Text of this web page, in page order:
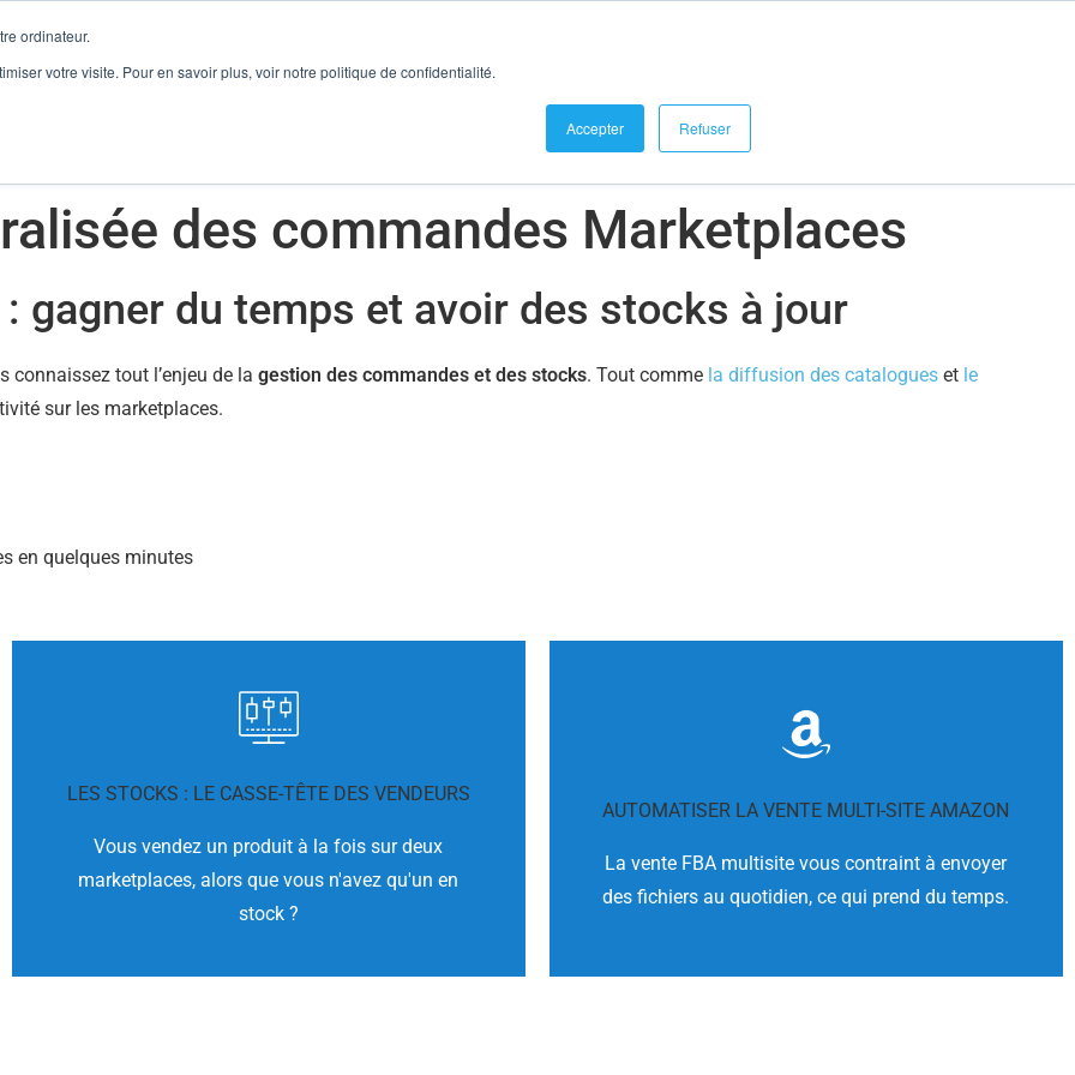
ordinateur.
votre visite. Pour en savoir plus, voir notre politique de confidentialité.
Accepter Refuser
des commandes Marketplaces
gagner du temps et avoir des stocks à jour
connaissez tout l’enjeu de la gestion des commandes et des stocks. Tout comme la diffusion des catalogues et le
sur les marketplaces.
en quelques minutes
LES STOCKS : LE CASSE-TÊTE DES VENDEURS
Vous vendez un produit à la fois sur deux
marketplaces, alors que vous n'avez qu'un en
stock ?
SYNCHRONISEZ LES STOCKS
Une vente est faite sur une marketplace ? La
immédiatement.
Vous voulez réduire les erreurs ?
AUTOMATISER LA VENTE MULTI-SITE AMAZON
La vente FBA multisite vous contraint à envoyer
des fichiers au quotidien, ce qui prend du temps.
Lorsque vous faites une vente sur une
Vous voulez automatiser FBA ?